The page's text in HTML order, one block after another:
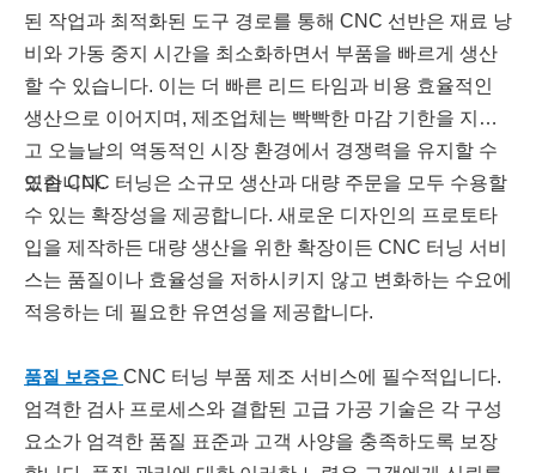
된 작업과 최적화된 도구 경로를 통해 CNC 선반은 재료 낭
비와 가동 중지 시간을 최소화하면서 부품을 빠르게 생산
할 수 있습니다. 이는 더 빠른 리드 타임과 비용 효율적인
생산으로 이어지며, 제조업체는 빡빡한 마감 기한을 지키
고 오늘날의 역동적인 시장 환경에서 경쟁력을 유지할 수
있습니다.
또한 CNC 터닝은 소규모 생산과 대량 주문을 모두 수용할
수 있는 확장성을 제공합니다. 새로운 디자인의 프로토타
입을 제작하든 대량 생산을 위한 확장이든 CNC 터닝 서비
스는 품질이나 효율성을 저하시키지 않고 변화하는 수요에
적응하는 데 필요한 유연성을 제공합니다.
품질 보증은 CNC 터닝 부품 제조 서비스에 필수적입니다.
엄격한 검사 프로세스와 결합된 고급 가공 기술은 각 구성
요소가 엄격한 품질 표준과 고객 사양을 충족하도록 보장